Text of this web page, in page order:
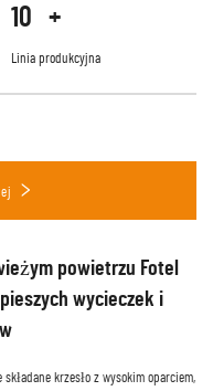
10 +
Linia produkcyjna
powietrzu Fotel
wycieczek i
krzesło z wysokim oparciem,